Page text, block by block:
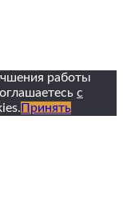
работы
с
Принять